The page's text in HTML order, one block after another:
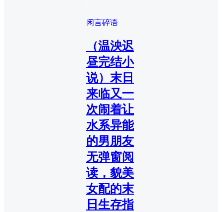
闲言碎语
（温泱迟
昼完结小
说）末日
来临又一
次闹着让
水系异能
的男朋友
无弹窗阅
读，貌美
女配的末
日生存指